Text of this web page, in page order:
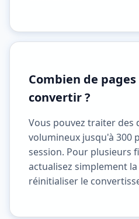
Combien de
convertir ?
Vous pouvez traiter des
volumineux jusqu'à 300
session. Pour plusieurs
actualisez simplement
réinitialiser le